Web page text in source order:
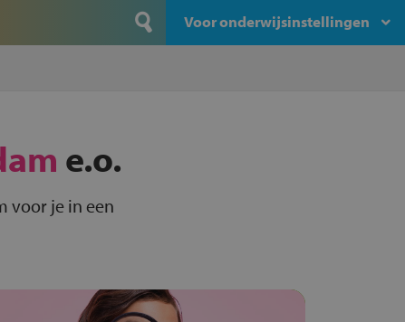
Voor onderwijsinstellingen
e.o.
voor je in een